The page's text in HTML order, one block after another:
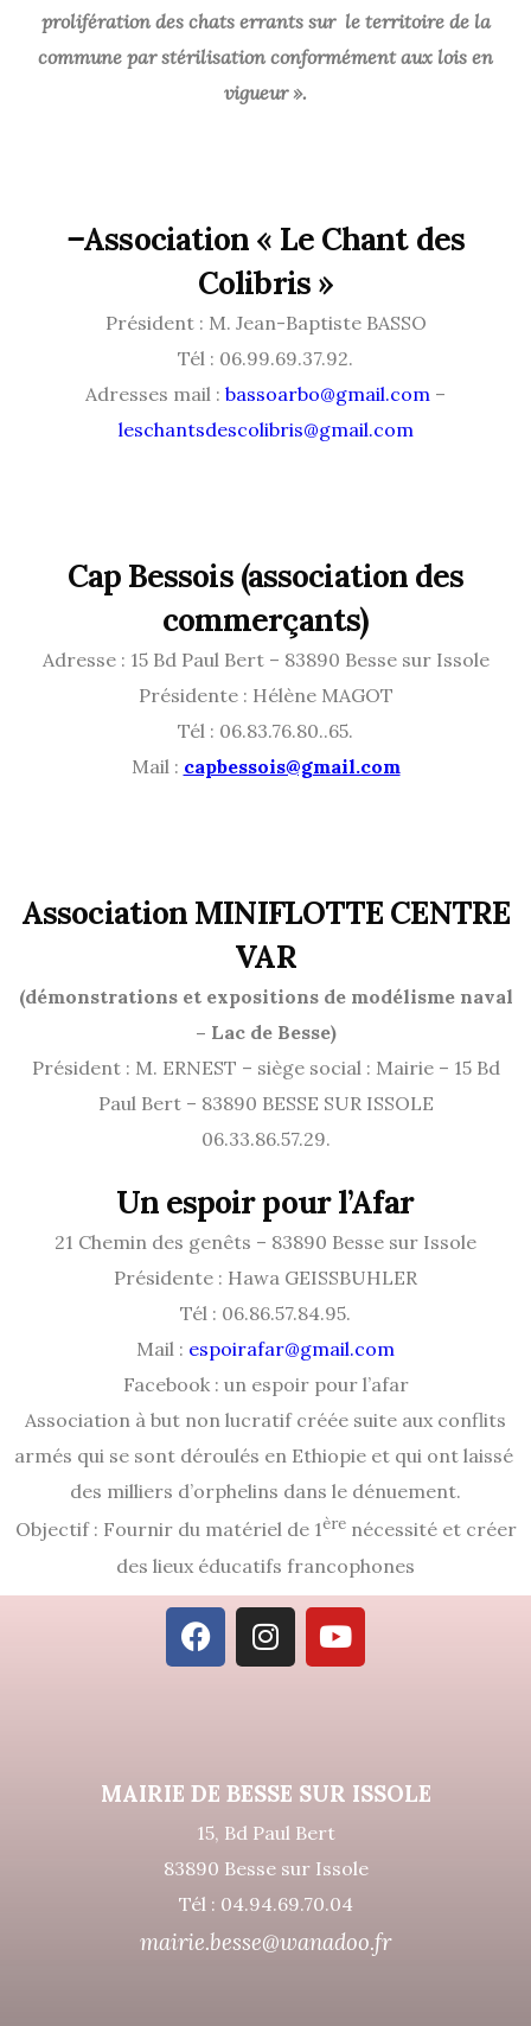
prolifération des chats errants sur le territoire de la
commune par stérilisation conformément aux lois en
vigueur ».
–Association « Le Chant des
Colibris »
Président : M. Jean-Baptiste BASSO
Tél : 06.99.69.37.92.
Adresses mail : bassoarbo@gmail.com –
leschantsdescolibris@gmail.com
Cap Bessois(association des
commerçants)
Adresse : 15 Bd Paul Bert – 83890 Besse sur Issole
Présidente : Hélène MAGOT
Tél : 06.83.76.80..65.
Mail : capbessois@gmail.com
Association MINIFLOTTE CENTRE
VAR
(démonstrations et expositions de modélisme naval
– Lac de Besse)
Président : M. ERNEST – siège social : Mairie – 15 Bd
Paul Bert – 83890 BESSE SUR ISSOLE
06.33.86.57.29.
Un espoir pour l’Afar
21 Chemin des genêts – 83890 Besse sur Issole
Présidente : Hawa GEISSBUHLER
Tél : 06.86.57.84.95.
Mail : espoirafar@gmail.com
Facebook : un espoir pour l’afar
Association à but non lucratif créée suite aux conflits
armés qui se sont déroulés en Ethiopie et qui ont laissé
des milliers d’orphelins dans le dénuement.
Objectif : Fournir du matériel de 1èrenécessité et créer
des lieux éducatifs francophones
MAIRIE DE BESSE SUR ISSOLE
15, Bd Paul Bert
83890 Besse sur Issole
Tél : 04.94.69.70.04
mairie.besse@wanadoo.fr